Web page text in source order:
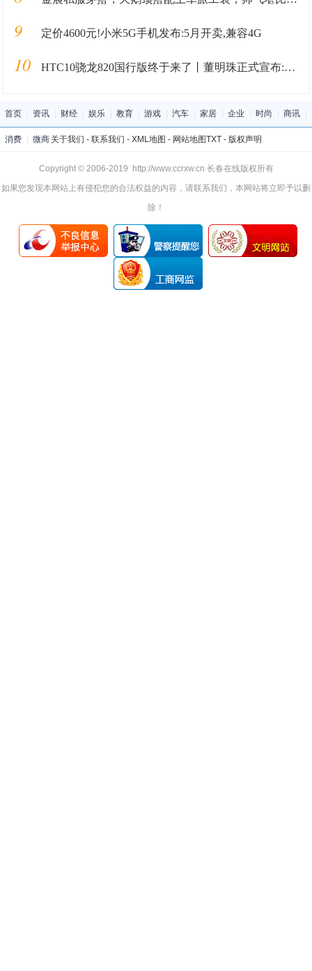
9 定价4600元!小米5G手机发布:5月开卖,兼容4G
10 HTC10骁龙820国行版终于来了丨董明珠正式宣布:格力要造
首页 资讯 财经 娱乐 教育 游戏 汽车 家居 企业 时尚 商讯
消费 微商 关于我们 - 联系我们 - XML地图 - 网站地图TXT- 版权声明
Copyright © 2006-2019 http://www.ccrxw.cn 长春在线版权所有
如果您发现本网站上有侵犯您的合法权益的内容，请联系我们，本网站将立即予以删
除！